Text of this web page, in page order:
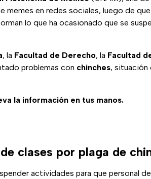
en redes sociales, luego de
lo que ha ocasionado que se
, la Facultad de Derecho, la Facultad
problemas con chinches, situación
la información en tus manos.
clases por plaga de
actividades para que personal